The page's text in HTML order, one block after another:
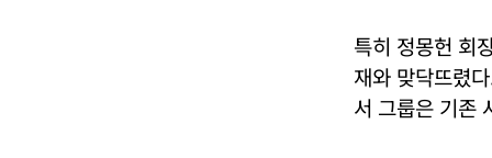
특히 정몽헌 회
재와 맞닥뜨렸
서 그룹은 기존